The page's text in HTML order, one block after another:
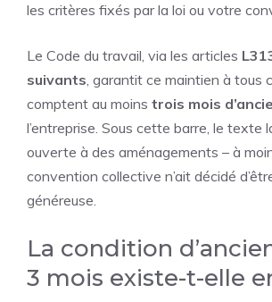
les critères fixés par la loi ou votre
Le Code du travail, via les articles
suivants, garantit ce maintien à tous
comptent au moins trois mois
l’entreprise. Sous cette barre, le texte
ouverte à des aménagements – à
convention collective n’ait décidé
généreuse.
La condition
3 mois existe-t-elle